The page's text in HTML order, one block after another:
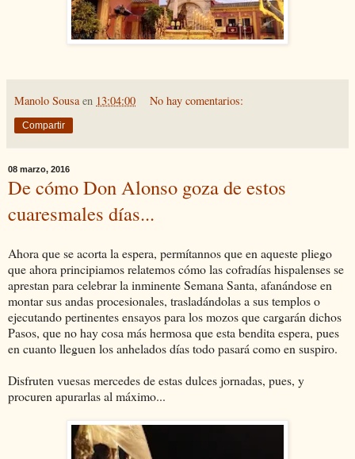
Manolo Sousa en 13:04:00 No hay comentarios:
Compartir
08 marzo, 2016
De cómo Don Alonso goza de estos
cuaresmales días...
Ahora que se acorta la espera, permítannos que en aqueste pliego
que ahora principiamos relatemos cómo las cofradías hispalenses se
aprestan para celebrar la inminente Semana Santa, afanándose en
montar sus andas procesionales, trasladándolas a sus templos o
ejecutando pertinentes ensayos para los mozos que cargarán dichos
Pasos, que no hay cosa más hermosa que esta bendita espera, pues
en cuanto lleguen los anhelados días todo pasará como en suspiro.
Disfruten vuesas mercedes de estas dulces jornadas, pues, y
procuren apurarlas al máximo...